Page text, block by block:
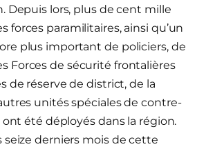
Depuis lors, plus de cent mille
forces paramilitaires, ainsi qu’un
plus important de policiers, de
Forces de sécurité frontalières
de réserve de district, de la
unités spéciales de contre-
été déployés dans la région.
seize derniers mois de cette